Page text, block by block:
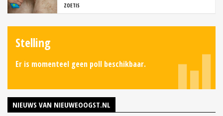
ZOETIS
Stelling
Er is momenteel geen poll beschikbaar.
NIEUWS VAN NIEUWEOOGST.NL